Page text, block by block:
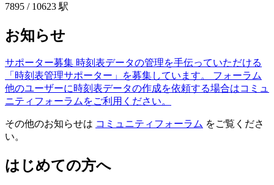
7895 / 10623 駅
お知らせ
サポーター募集 時刻表データの管理を手伝っていただける
「時刻表管理サポーター」を募集しています。
フォーラム
他のユーザーに時刻表データの作成を依頼する場合はコミュ
ニティフォーラムをご利用ください。
その他のお知らせは コミュニティフォーラム をご覧くださ
い。
はじめての方へ